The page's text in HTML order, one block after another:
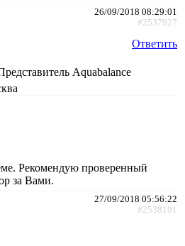
26/09/2018 08:29:01
#2537927
Ответить
Aquabalance
Рекомендую проверенный
за Вами.
27/09/2018 05:56:22
#2538191